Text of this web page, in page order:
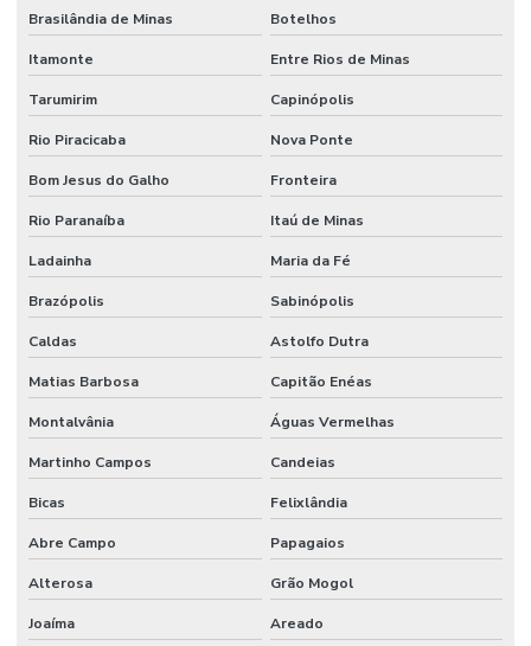
Brasilândia de Minas Botelhos
Itamonte Entre Rios de Minas
Tarumirim Capinópolis
Rio Piracicaba Nova Ponte
Bom Jesus do Galho Fronteira
Rio Paranaíba Itaú de Minas
Ladainha Maria da Fé
Brazópolis Sabinópolis
Caldas Astolfo Dutra
Matias Barbosa Capitão Enéas
Montalvânia Águas Vermelhas
Martinho Campos Candeias
Bicas Felixlândia
Abre Campo Papagaios
Alterosa Grão Mogol
Joaíma Areado